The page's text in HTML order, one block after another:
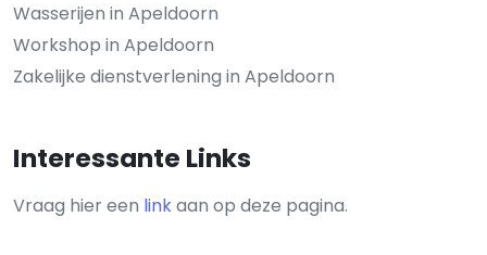
Wasserijen in Apeldoorn
Workshop in Apeldoorn
Zakelijke dienstverlening in Apeldoorn
Interessante Links
Vraag hier een linkaan op deze pagina.